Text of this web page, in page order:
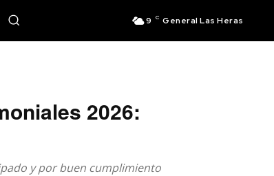
9 C General Las Heras
2026:
y por buen cumplimiento